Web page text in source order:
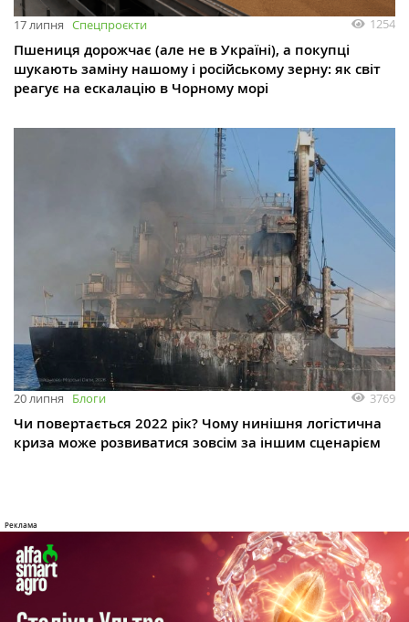
17 липня Спецпроєкти 1254
Пшениця дорожчає (але не в Україні), а покупці
шукають заміну нашому і російському зерну: як світ
реагує на ескалацію в Чорному морі
20 липня Блоги 3769
Чи повертається 2022 рік? Чому нинішня логістична
криза може розвиватися зовсім за іншим сценарієм